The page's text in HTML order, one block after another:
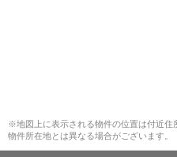
※地図上に表示される物件の位置は付近住
物件所在地とは異なる場合がございます。